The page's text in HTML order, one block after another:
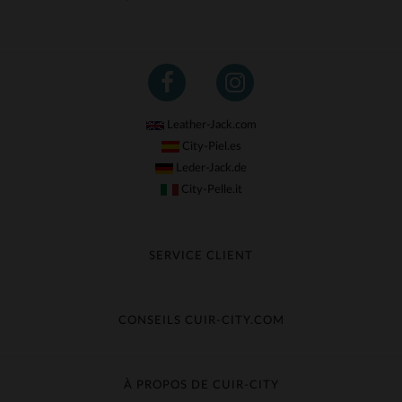
Leather-Jack.com
City-Piel.es
Leder-Jack.de
City-Pelle.it
SERVICE CLIENT
Échange & Remboursement
Contacter le service client
CONSEILS CUIR-CITY.COM
Guide des matières
À PROPOS DE CUIR-CITY